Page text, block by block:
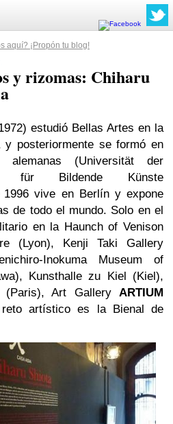
aquí? ¡Propón tu blog!
y rizomas: Chiharu
estudió Bellas Artes en la
y posteriormente se formó en
alemanas (Universität der
für Bildende Künste
1996 vive en Berlín y expone
de todo el mundo. Solo en el
en la Haunch of Venison
(Lyon), Kenji Taki Gallery
Inokuma Museum of
Kunsthalle zu Kiel (Kiel),
(Paris), Art Gallery ARTIUM
reto artístico es la Bienal de